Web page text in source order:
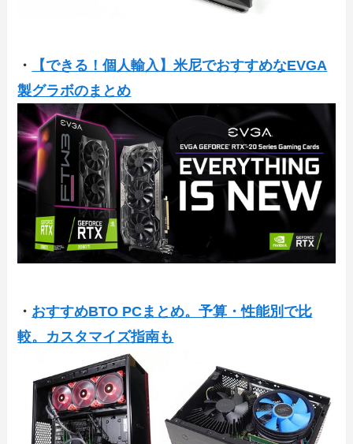
・
【できる！個人輸入】米尼でおすすめなEVGA
製グラボのまとめ
・ おすすめBTO PCまとめ。予算・性能別で比
較。カスタマイズ指南も